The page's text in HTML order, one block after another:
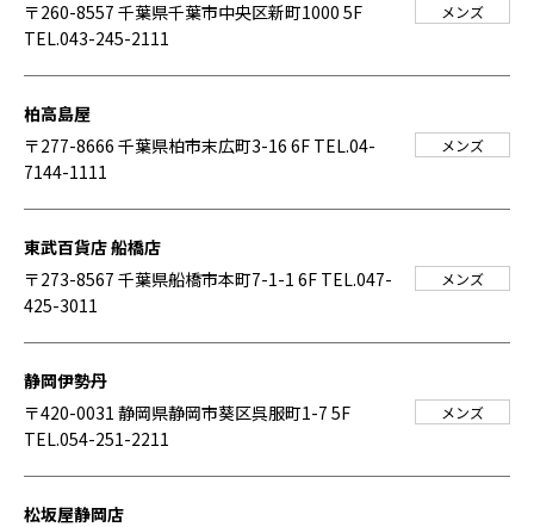
〒260-8557 千葉県千葉市中央区新町1000 5F
TEL.043-245-2111
メンズ
柏高島屋
〒277-8666 千葉県柏市末広町3-16 6F TEL.04-
7144-1111
メンズ
東武百貨店 船橋店
〒273-8567 千葉県船橋市本町7-1-1 6F TEL.047-
425-3011
メンズ
静岡伊勢丹
〒420-0031 静岡県静岡市葵区呉服町1-7 5F
TEL.054-251-2211
メンズ
松坂屋静岡店